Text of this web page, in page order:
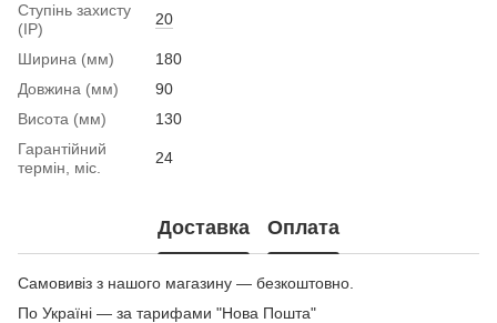
Ступінь захисту
(IP)
20
Ширина (мм)
180
Довжина (мм)
90
Висота (мм)
130
Гарантійний
термін, міс.
24
Доставка Оплата
Самовивіз з нашого магазину — безкоштовно.
По Україні — за тарифами "Нова Пошта"